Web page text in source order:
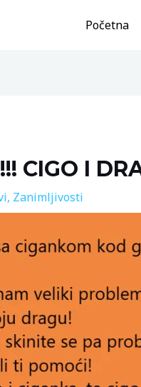
Početna
CIGO I
, Zanimljivosti